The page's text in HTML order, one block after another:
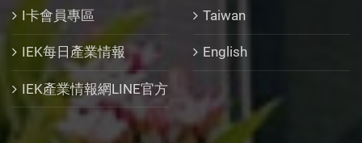
I卡會員專區
IEK每日產業情報
IEK產業情報網LINE官方
Taiwan
English